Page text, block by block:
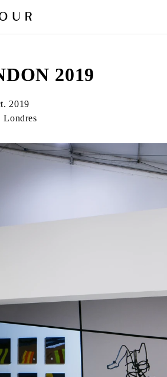
2019
2019
Londres